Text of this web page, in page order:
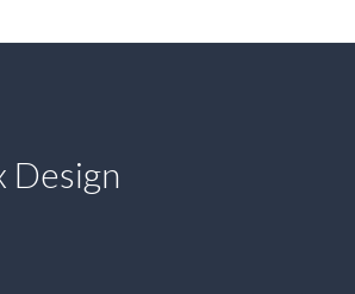
Design